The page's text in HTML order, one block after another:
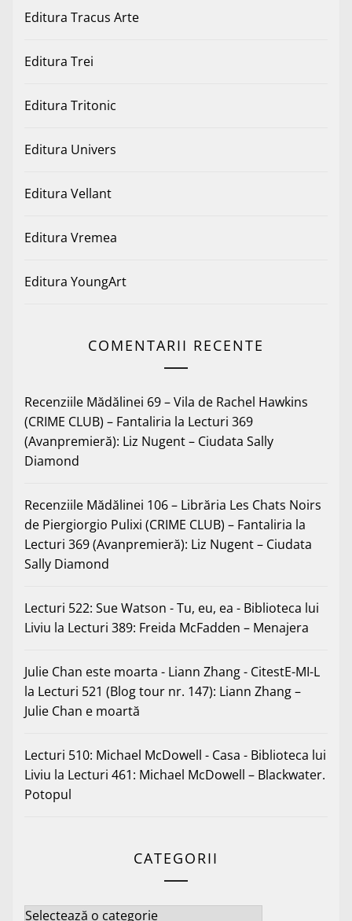
Editura Tracus Arte
Editura Trei
Editura Tritonic
Editura Univers
Editura Vellant
Editura Vremea
Editura YoungArt
COMENTARII RECENTE
Recenziile Mădălinei 69 – Vila de Rachel Hawkins
(CRIME CLUB) – Fantaliria la Lecturi 369
(Avanpremieră): Liz Nugent – Ciudata Sally
Diamond
Recenziile Mădălinei 106 – Librăria Les Chats Noirs
de Piergiorgio Pulixi (CRIME CLUB) – Fantaliria la
Lecturi 369 (Avanpremieră): Liz Nugent – Ciudata
Sally Diamond
Lecturi 522: Sue Watson - Tu, eu, ea - Biblioteca lui
Liviu la Lecturi 389: Freida McFadden – Menajera
Julie Chan este moarta - Liann Zhang - CitestE-MI-L
la Lecturi 521 (Blog tour nr. 147): Liann Zhang –
Julie Chan e moartă
Lecturi 510: Michael McDowell - Casa - Biblioteca lui
Liviu la Lecturi 461: Michael McDowell – Blackwater.
Potopul
CATEGORII
Categorii